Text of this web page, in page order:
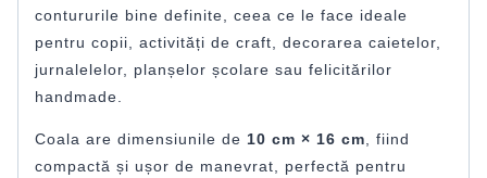
contururile bine definite, ceea ce le face ideale
pentru copii, activități de craft, decorarea caietelor,
jurnalelelor, planșelor școlare sau felicitărilor
handmade.
Coala are dimensiunile de 10 cm × 16 cm , fiind
compactă și ușor de manevrat, perfectă pentru